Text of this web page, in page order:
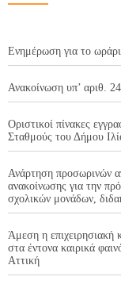
Ενημέρωση για το
Ανακοίνωση υπ’ αριθ.
Οριστικοί πίνακες
Σταθμούς του Δήμου
Ανάρτηση προσωρινών
ανακοίνωσης για την
σχολικών μονάδων,
Άμεση η επιχειρησιακή
στα έντονα καιρικά
Αττική